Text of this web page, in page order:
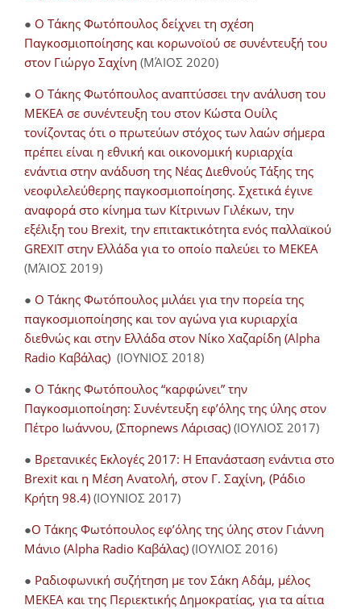
● Ο Τάκης Φωτόπουλος δείχνει τη σχέση
Παγκοσμιοποίησης και κορωνοϊού σε συνέντευξή του
στον Γιώργο Σαχίνη (ΜΆΙΟΣ 2020)
● O Τάκης Φωτόπουλος αναπτύσσει την ανάλυση του
ΜΕΚΕΑ σε συνέντευξη του στον Κώστα Ουίλς
τονίζοντας ότι ο πρωτεύων στόχος των λαών σήμερα
πρέπει είναι η εθνική και οικονομική κυριαρχία
ενάντια στην ανάδυση της Νέας Διεθνούς Τάξης της
νεοφιλελεύθερης παγκοσμιοποίησης. Σχετικά έγινε
αναφορά στο κίνημα των Κίτρινων Γιλέκων, την
εξέλιξη του Brexit, την επιτακτικότητα ενός παλλαϊκού
GREXIT στην Ελλάδα για το οποίο παλεύει το ΜΕΚΕΑ
(ΜΆΙΟΣ 2019)
● Ο Τάκης Φωτόπουλος μιλάει για την πορεία της
παγκοσμιοποίησης και τον αγώνα για κυριαρχία
διεθνώς και στην Ελλάδα στον Νίκο Χαζαρίδη (Alpha
Radio Καβάλας) (ΙΟΥΝΙΟΣ 2018)
● Ο Τάκης Φωτόπουλος “καρφώνει” την
Παγκοσμιοποίηση: Συνέντευξη εφ’όλης της ύλης στον
Πέτρο Ιωάννου, (Σπορnews Λάρισας) (ΙΟΥΛΙΟΣ 2017)
● Βρετανικές Εκλογές 2017: Η Επανάσταση ενάντια στο
Brexit και η Μέση Ανατολή, στον Γ. Σαχίνη, (Ράδιο
Κρήτη 98.4) (ΙΟΥΝΙΟΣ 2017)
●O Τάκης Φωτόπουλος εφ’όλης της ύλης στον Γιάννη
Μάνιο (Alpha Radio Καβάλας) (ΙΟΥΛΙΟΣ 2016)
● Ραδιοφωνική συζήτηση με τον Σάκη Αδάμ, μέλος
ΜΕΚΕΑ και της Περιεκτικής Δημοκρατίας, για τα αίτια